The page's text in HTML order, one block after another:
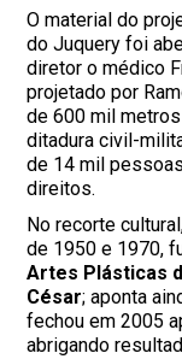
O material do
do Juquery foi
diretor o médico
projetado por
de 600 mil
ditadura civil-
de 14 mil
direitos.
No recorte
de 1950 e 1970,
Artes Plásticas
César; aponta
fechou em 2005
abrigando